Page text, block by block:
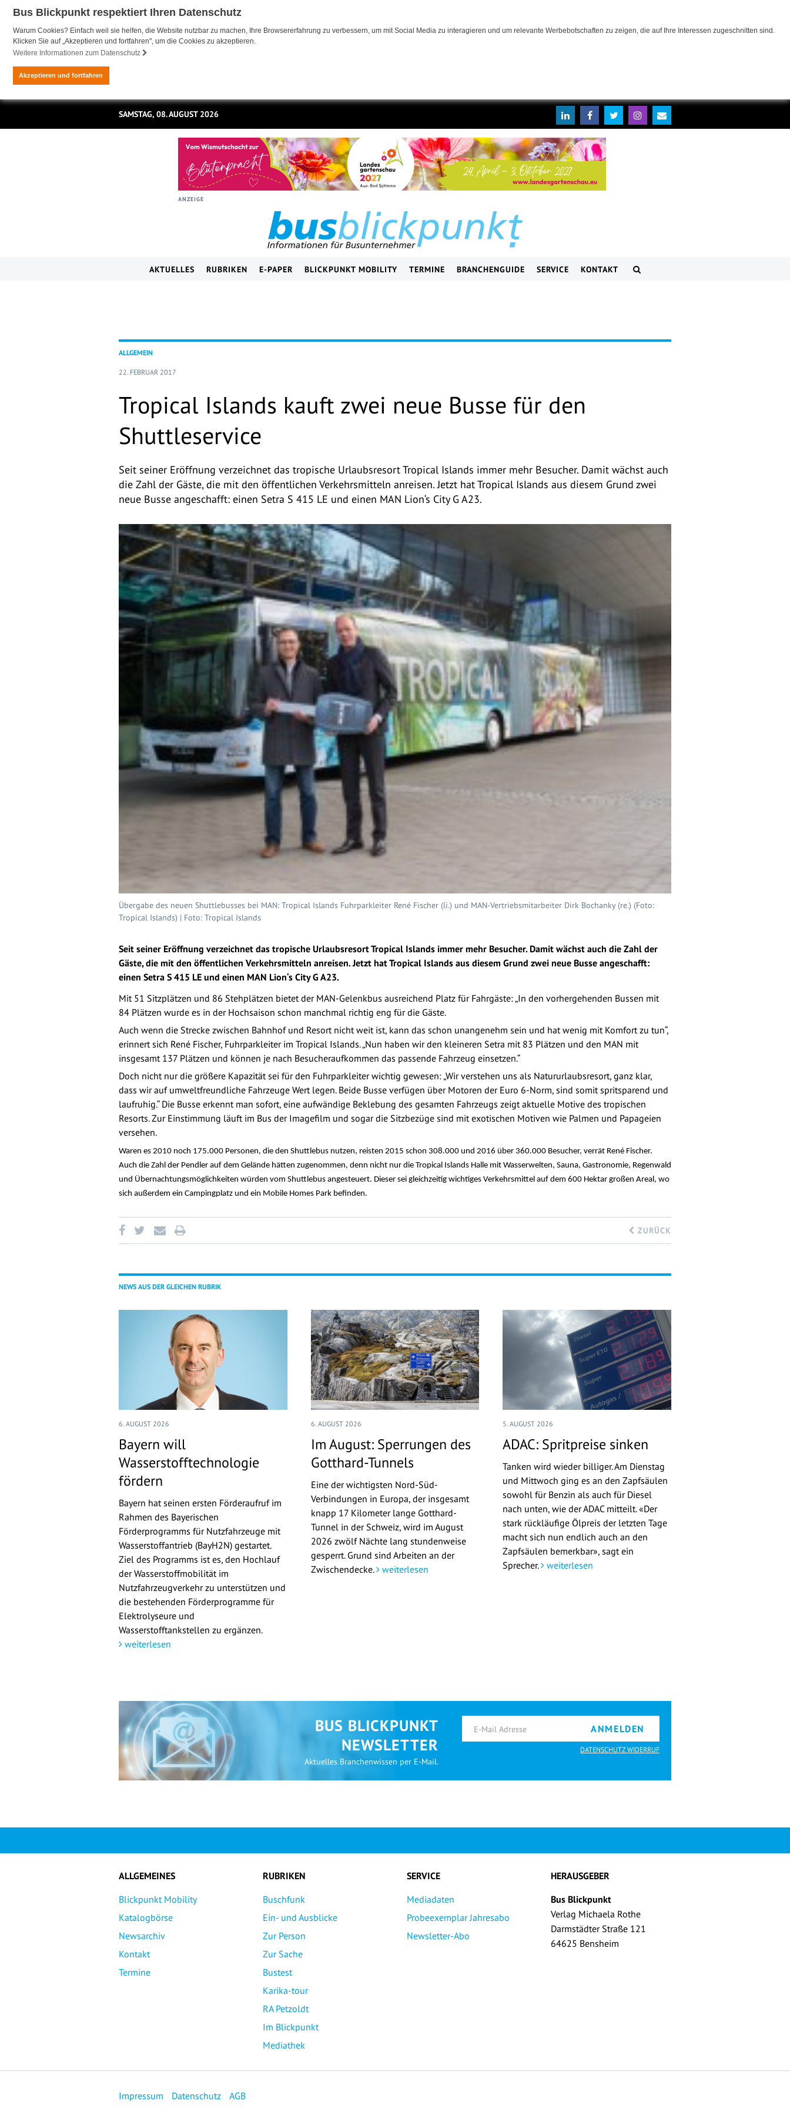
Bus Blickpunkt respektiert Ihren Datenschutz
Warum Cookies? Einfach weil sie helfen, die Website nutzbar zu machen, Ihre Browsererfahrung zu verbessern, um mit Social Media zu interagieren und um relevante Werbebotschaften zu zeigen, die auf Ihre Interessen zugeschnitten sind.
Klicken Sie auf „Akzeptieren und fortfahren", um die Cookies zu akzeptieren.
Weitere Informationen zum Datenschutz
Akzeptieren und fortfahren
SAMSTAG, 08. AUGUST 2026
ANZEIGE
AKTUELLES RUBRIKEN E-PAPER BLICKPUNKT MOBILITY TERMINE BRANCHENGUIDE SERVICE KONTAKT
ALLGEMEIN
22. FEBRUAR 2017
Tropical Islands kauft zwei neue Busse für den
Shuttleservice
Seit seiner Eröffnung verzeichnet das tropische Urlaubsresort Tropical Islands immer mehr Besucher. Damit wächst auch
die Zahl der Gäste, die mit den öffentlichen Verkehrsmitteln anreisen. Jetzt hat Tropical Islands aus diesem Grund zwei
neue Busse angeschafft: einen Setra S 415 LE und einen MAN Lion‘s City G A23.
Übergabe des neuen Shuttlebusses bei MAN: Tropical Islands Fuhrparkleiter René Fischer (li.) und MAN-Vertriebsmitarbeiter Dirk Bochanky (re.) (Foto:
Tropical Islands) | Foto: Tropical Islands
Seit seiner Eröffnung verzeichnet das tropische Urlaubsresort Tropical Islands immer mehr Besucher. Damit wächst auch die Zahl der
Gäste, die mit den öffentlichen Verkehrsmitteln anreisen. Jetzt hat Tropical Islands aus diesem Grund zwei neue Busse angeschafft:
einen Setra S 415 LE und einen MAN Lion‘s City G A23.
Mit 51 Sitzplätzen und 86 Stehplätzen bietet der MAN-Gelenkbus ausreichend Platz für Fahrgäste: „In den vorhergehenden Bussen mit
84 Plätzen wurde es in der Hochsaison schon manchmal richtig eng für die Gäste.
Auch wenn die Strecke zwischen Bahnhof und Resort nicht weit ist, kann das schon unangenehm sein und hat wenig mit Komfort zu tun“,
erinnert sich René Fischer, Fuhrparkleiter im Tropical Islands. „Nun haben wir den kleineren Setra mit 83 Plätzen und den MAN mit
insgesamt 137 Plätzen und können je nach Besucheraufkommen das passende Fahrzeug einsetzen.“
Doch nicht nur die größere Kapazität sei für den Fuhrparkleiter wichtig gewesen: „Wir verstehen uns als Natururlaubsresort, ganz klar,
dass wir auf umweltfreundliche Fahrzeuge Wert legen. Beide Busse verfügen über Motoren der Euro 6-Norm, sind somit spritsparend und
laufruhig.“ Die Busse erkennt man sofort, eine aufwändige Beklebung des gesamten Fahrzeugs zeigt aktuelle Motive des tropischen
Resorts. Zur Einstimmung läuft im Bus der Imagefilm und sogar die Sitzbezüge sind mit exotischen Motiven wie Palmen und Papageien
versehen.
Waren es 2010 noch 175.000 Personen, die den Shuttlebus nutzen, reisten 2015 schon 308.000 und 2016 über 360.000 Besucher, verrät René Fischer.
Auch die Zahl der Pendler auf dem Gelände hätten zugenommen, denn nicht nur die Tropical Islands Halle mit Wasserwelten, Sauna, Gastronomie, Regenwald
und Übernachtungsmöglichkeiten würden vom Shuttlebus angesteuert. Dieser sei gleichzeitig wichtiges Verkehrsmittel auf dem 600 Hektar großen Areal, wo
sich außerdem ein Campingplatz und ein Mobile Homes Park befinden.
ZURÜCK
NEWS AUS DER GLEICHEN RUBRIK
6. AUGUST 2026
Bayern will
Wasserstofftechnologie
fördern
Bayern hat seinen ersten Förderaufruf im
Rahmen des Bayerischen
Förderprogramms für Nutzfahrzeuge mit
Wasserstoffantrieb (BayH2N) gestartet.
Ziel des Programms ist es, den Hochlauf
der Wasserstoffmobilität im
Nutzfahrzeugverkehr zu unterstützen und
die bestehenden Förderprogramme für
Elektrolyseure und
Wasserstofftankstellen zu ergänzen.
weiterlesen
6. AUGUST 2026
Im August: Sperrungen des
Gotthard-Tunnels
Eine der wichtigsten Nord-Süd-
Verbindungen in Europa, der insgesamt
knapp 17 Kilometer lange Gotthard-
Tunnel in der Schweiz, wird im August
2026 zwölf Nächte lang stundenweise
gesperrt. Grund sind Arbeiten an der
Zwischendecke. weiterlesen
5. AUGUST 2026
ADAC: Spritpreise sinken
Tanken wird wieder billiger. Am Dienstag
und Mittwoch ging es an den Zapfsäulen
sowohl für Benzin als auch für Diesel
nach unten, wie der ADAC mitteilt. «Der
stark rückläufige Ölpreis der letzten Tage
macht sich nun endlich auch an den
Zapfsäulen bemerkbar», sagt ein
Sprecher. weiterlesen
BUS BLICKPUNKT
NEWSLETTER
Aktuelles Branchenwissen per E-Mail.
ANMELDEN
DATENSCHUTZ WIDERRUF
ALLGEMEINES
Blickpunkt Mobility
Katalogbörse
Newsarchiv
Kontakt
Termine
RUBRIKEN
Buschfunk
Ein- und Ausblicke
Zur Person
Zur Sache
Bustest
Karika-tour
RA Petzoldt
Im Blickpunkt
Mediathek
SERVICE
Mediadaten
Probeexemplar Jahresabo
Newsletter-Abo
HERAUSGEBER
Bus Blickpunkt
Verlag Michaela Rothe
Darmstädter Straße 121
64625 Bensheim
Impressum Datenschutz
AGB